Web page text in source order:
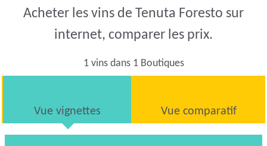
Acheter les vins de Tenuta Foresto sur
internet, comparer les prix.
1 vins dans 1 Boutiques
Vue vignettes Vue comparatif